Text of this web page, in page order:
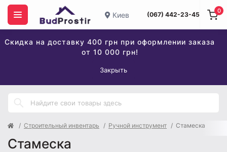
Киев (067) 442-23-45
Скидка на доставку 400 грн при оформлении заказа
от 10 000 грн!
Закрыть
0
Строительный инвентарь Ручной инструмент Стамеска
Стамеска